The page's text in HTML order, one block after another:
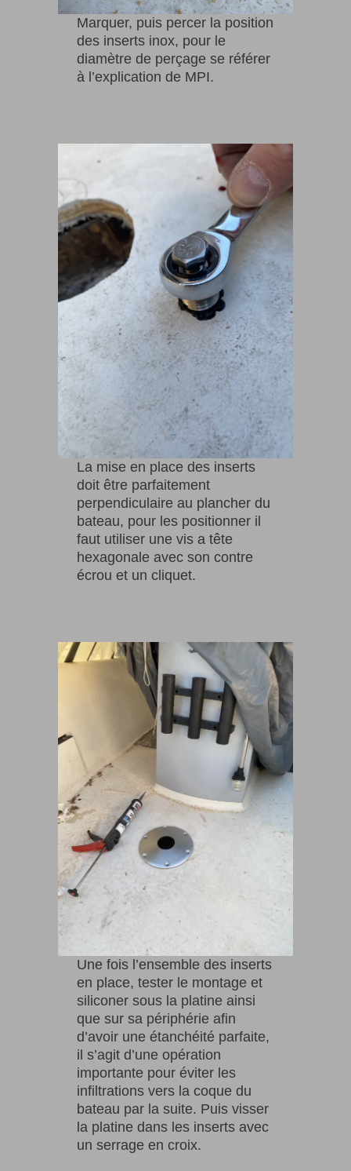
Marquer, puis percer la position
des inserts inox, pour le
diamètre de perçage se référer
à l’explication de MPI.
La mise en place des inserts
doit être parfaitement
perpendiculaire au plancher du
bateau, pour les positionner il
faut utiliser une vis a tête
hexagonale avec son contre
écrou et un cliquet.
Une fois l’ensemble des inserts
en place, tester le montage et
siliconer sous la platine ainsi
que sur sa périphérie afin
d’avoir une étanchéité parfaite,
il s’agit d’une opération
importante pour éviter les
infiltrations vers la coque du
bateau par la suite. Puis visser
la platine dans les inserts avec
un serrage en croix.